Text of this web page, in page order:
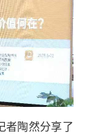
者陶然分享了